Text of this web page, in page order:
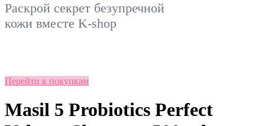
Раскрой секрет безупречной
кожи вместе K-shop
Перейти к покупкам
Masil 5 Probiotics Perfect